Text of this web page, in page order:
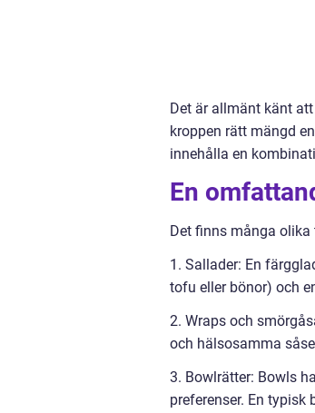
Det är allmänt känt
kroppen rätt mängd
innehålla en
En
Det finns många
1. Sallader: En
tofu eller bönor) och
2. Wraps och
och hälsosamma
3. Bowlrätter: Bowls
preferenser. En typisk